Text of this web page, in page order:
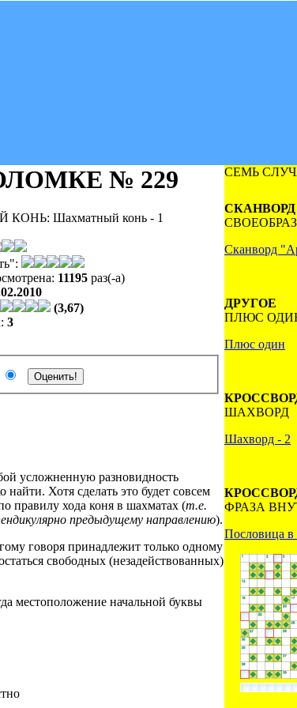
№ 229
Шахматный конь - 1
11195раз(-а)
(3,67)
3
усложненную разновидность
Хотя сделать это будет совсем
правилу хода коня в шахматах (т.е.
предыдущему направлению).
говоря принадлежит только одному
свободных (незадействованных)
местоположение начальной буквы
СЕМЬ
СКАНВОРД
Сканворд
ДРУГОЕ
ПЛЮС
Плюс один
ШАХВОРД
Шахворд - 2
ФРАЗА
Пословица в